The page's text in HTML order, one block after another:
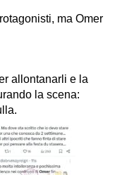
ma Omer
allontanarli e la
la scena: